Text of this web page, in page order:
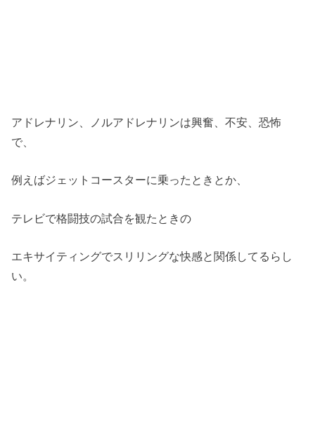
アドレナリン、ノルアドレナリンは興奮、不安、恐怖
で、
例えばジェットコースターに乗ったときとか、
テレビで格闘技の試合を観たときの
エキサイティングでスリリングな快感と関係してるらし
い。